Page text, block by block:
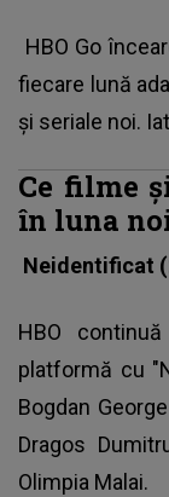
HBO Go
fiecare lună
şi seriale noi.
Ce filme
în luna
Neidentificat
HBO
platformă cu
Bogdan
Dragos
Olimpia Malai.